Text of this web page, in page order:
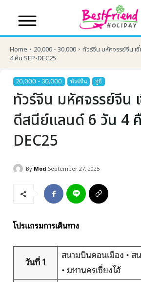
บริษัทเบสเฟรนด์ ฮอลิเ
เส้นทางที่ต้องการ
หน้าแรก
Home 20,000 - 30,000
ทัวร์จีน มหัศจรรย์จีน เ
4 คืน SEP-DEC25
20,000 - 30,000 ทัวร์จีน อู่ซี
ทัวร์จีน มหัศจรรย์จีน
ดีสนีย์แลนด์ 6 วัน 4
DEC25
By Mod September 27, 2025
โปรแกรมการเดินทาง
วันที่ 1
สนามบินดอนเมือง • ส
• มหานครเซี่ยงไฮ้